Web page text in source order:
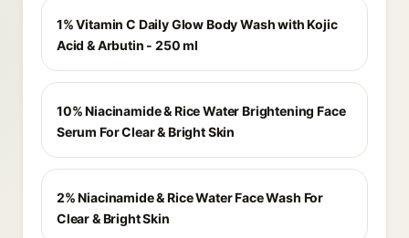
1% Vitamin C Daily Glow Body Wash with Kojic
Acid & Arbutin - 250 ml
10% Niacinamide & Rice Water Brightening Face
Serum For Clear & Bright Skin
2% Niacinamide & Rice Water Face Wash For
Clear & Bright Skin